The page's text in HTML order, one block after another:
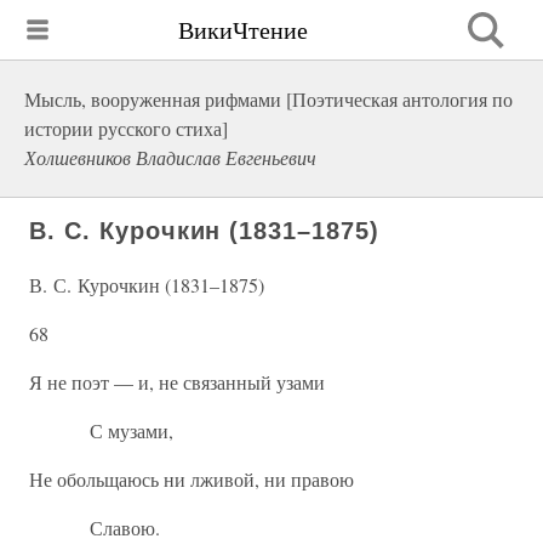
ВикиЧтение
Мысль, вооруженная рифмами [Поэтическая антология по
истории русского стиха]
Холшевников Владислав Евгеньевич
В. С. Курочкин (1831–1875)
В. С. Курочкин (1831–1875)
68
Я не поэт — и, не связанный узами
С музами,
Не обольщаюсь ни лживой, ни правою
Славою.